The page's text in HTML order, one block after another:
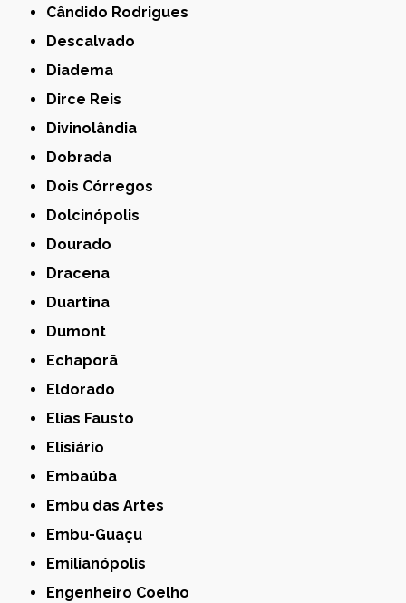
Cândido Rodrigues
Descalvado
Diadema
Dirce Reis
Divinolândia
Dobrada
Dois Córregos
Dolcinópolis
Dourado
Dracena
Duartina
Dumont
Echaporã
Eldorado
Elias Fausto
Elisiário
Embaúba
Embu das Artes
Embu-Guaçu
Emilianópolis
Engenheiro Coelho